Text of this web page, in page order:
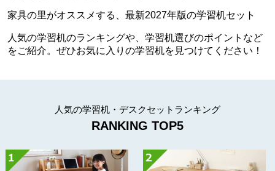
家具の里がオススメする、最新2027年版の学習机セット
人気の学習机のランキングや、学習机選びのポイントなど
をご紹介。ぜひお気に入りの学習机を見つけてください！
人気の学習机・デスクセットランキング
RANKING TOP5